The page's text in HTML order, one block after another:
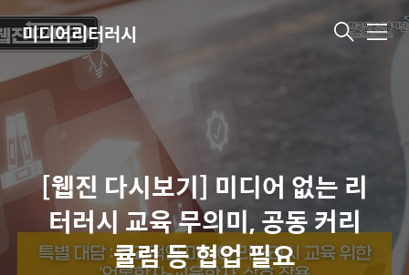
미디어리터러시 메
[웹진 다시보기] 미디어 없는 리
터러시 교육 무의미, 공동 커리
큘럼 등 협업 필요